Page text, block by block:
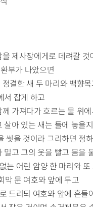
제사장에게로 데려갈 것
부가 나았으면
결한 새 두 마리와 백향
서 잡게 하고
가져다가 흐르는 물 위
아 있는 새는 들에 놓을
을 것이라 그리하면
고 그의 옷을 빨고 몸을
어린 암양 한 마리와
막 문 여호와 앞에 두고
드리되 여호와 앞에 흔들